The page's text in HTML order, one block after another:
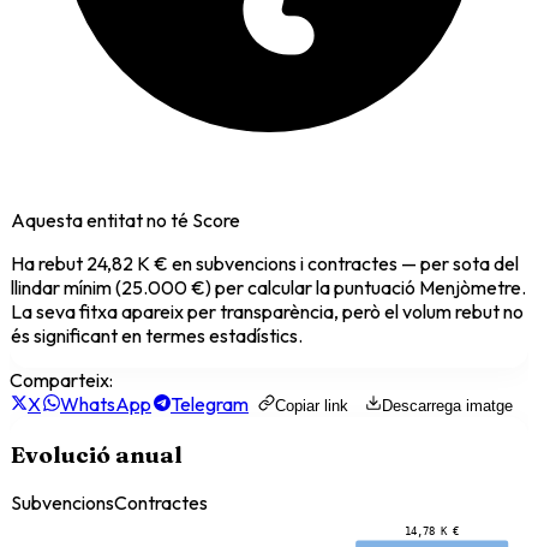
Aquesta entitat no té Score
Ha rebut 24,82 K € en subvencions i contractes — per sota del
llindar mínim (25.000 €) per calcular la puntuació Menjòmetre.
La seva fitxa apareix per transparència, però el volum rebut no
és significant en termes estadístics.
Comparteix:
X
WhatsApp Telegram Copiar link Descarrega imatge
Evolució anual
SubvencionsContractes
14,78 K €